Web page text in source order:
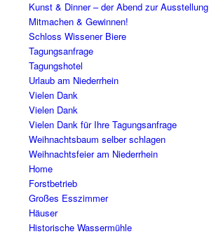
Kunst & Dinner – der Abend zur Ausstellung
Mitmachen & Gewinnen!
Schloss Wissener Biere
Tagungsanfrage
Tagungshotel
Urlaub am Niederrhein
Vielen Dank
Vielen Dank
Vielen Dank für Ihre Tagungsanfrage
Weihnachtsbaum selber schlagen
Weihnachtsfeier am Niederrhein
Home
Forstbetrieb
Großes Esszimmer
Häuser
Historische Wassermühle